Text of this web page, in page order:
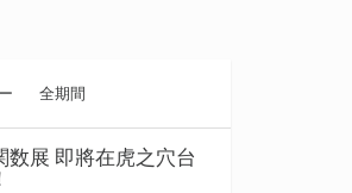
全期間
数展 即將在虎之穴台